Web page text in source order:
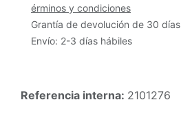
érminos y condiciones
Grantía de devolución de 30 días
Envío: 2-3 días hábiles
Referencia interna: 2101276